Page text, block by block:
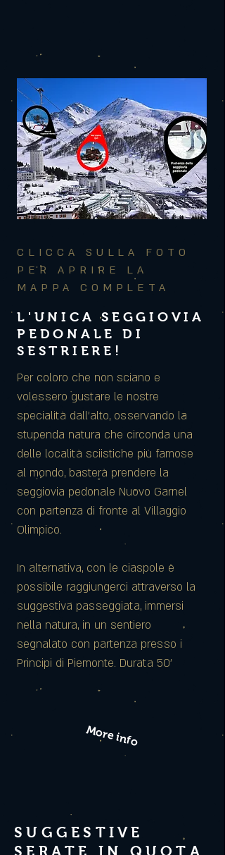
CLICCA SULLA FOTO
PER APRIRE LA
MAPPA COMPLETA
L'UNICA SEGGIOVIA
PEDONALE DI
SESTRIERE!
Per coloro che non sciano e
volessero gustare le nostre
specialità dall’alto, osservando la
stupenda natura che circonda una
delle località sciistiche più famose
al mondo, basterà prendere la
seggiovia pedonale Nuovo Garnel
con partenza di fronte al Villaggio
Olimpico.
In alternativa, con le ciaspole è
possibile raggiungerci attraverso la
suggestiva passeggiata, immersi
nella natura, in un sentiero
segnalato con partenza presso i
Principi di Piemonte. Durata 50'
More info
SUGGESTIVE
SERATE IN QUOTA